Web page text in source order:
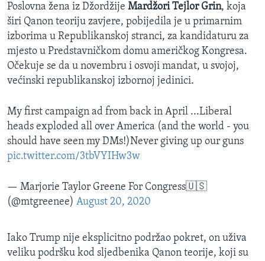
Poslovna žena iz Džordžije Mardžori Tejlor Grin, koja
širi Qanon teoriju zavjere, pobijedila je u primarnim
izborima u Republikanskoj stranci, za kandidaturu za
mjesto u Predstavničkom domu američkog Kongresa.
Očekuje se da u novembru i osvoji mandat, u svojoj,
većinski republikanskoj izbornoj jedinici.
My first campaign ad from back in April ...Liberal
heads exploded all over America (and the world - you
should have seen my DMs!)Never giving up our guns
pic.twitter.com/3tbVYIHw3w
— Marjorie Taylor Greene For Congress🇺🇸
(@mtgreenee) August 20, 2020
Iako Trump nije eksplicitno podržao pokret, on uživa
veliku podršku kod sljedbenika Qanon teorije, koji su